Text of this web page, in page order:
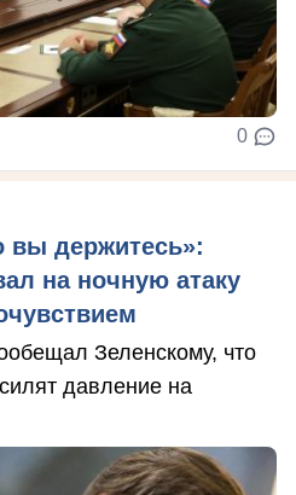
0
держитесь»:
на ночную атаку
Зеленскому, что
давление на